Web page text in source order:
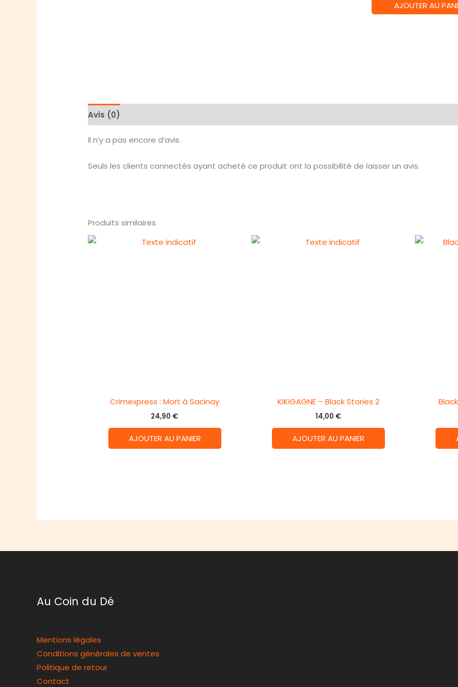
quantité
de
AJOUTER AU
Avis (0)
Il n’y a pas encore d’avis.
Seuls les clients connectés ayant acheté ce produit ont la possibilité de laisser un avis.
Produits similaires
Crimexpress : Mort à Sacinay
24,90 €
AJOUTER AU PANIER
KIKIGAGNE – Black Stories 2
14,00 €
AJOUTER AU PANIER
Au Coin du Dé
Mentions légales
Conditions générales de ventes
Politique de retour
Contact